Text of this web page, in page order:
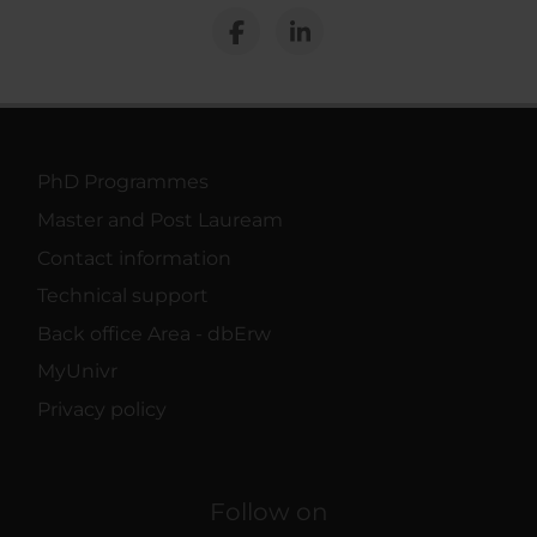
PhD Programmes
Master and Post Lauream
Contact information
Technical support
Back office Area - dbErw
MyUnivr
Privacy policy
Follow on